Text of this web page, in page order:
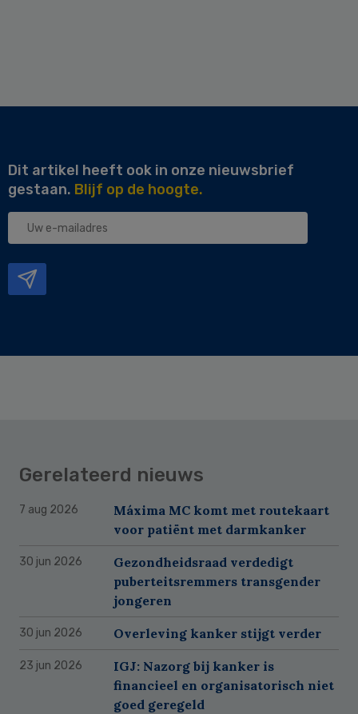
Dit artikel heeft ook in onze nieuwsbrief
gestaan. Blijf op de hoogte.
Uw
Gerelateerd nieuws
7 aug 2026
Máxima MC komt met routekaart
voor patiënt met darmkanker
30 jun 2026
Gezondheidsraad verdedigt
puberteitsremmers transgender
jongeren
30 jun 2026 Overleving kanker stijgt verder
23 jun 2026
IGJ: Nazorg bij kanker is
financieel en organisatorisch niet
goed geregeld